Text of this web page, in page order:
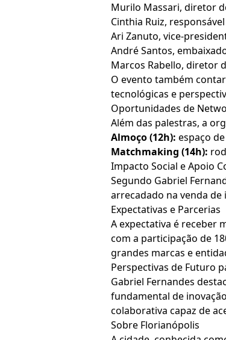
Murilo Massari, diretor
Cinthia Ruiz,
Ari Zanuto, vice-
André Santos,
Marcos Rabello, diretor
O evento também
tecnológicas e
Oportunidades de
Além das palestras, a
Almoço (12h): espaço
Matchmaking (14h):
Impacto Social e Apoio
Segundo Gabriel
arrecadado na venda
Expectativas e Parcerias
A expectativa é receber
com a participação de
grandes marcas e
Perspectivas de Futuro
Gabriel Fernandes
fundamental de
colaborativa capaz de
Sobre Florianópolis